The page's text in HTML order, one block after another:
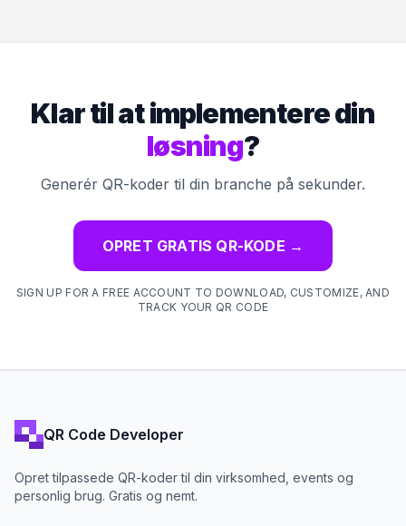
Klar til at implementere din
løsning?
Generér QR-koder til din branche på sekunder.
OPRET GRATIS QR-KODE →
SIGN UP FOR A FREE ACCOUNT TO DOWNLOAD, CUSTOMIZE, AND
TRACK YOUR QR CODE
QR Code Developer
Opret tilpassede QR-koder til din virksomhed, events og
personlig brug. Gratis og nemt.